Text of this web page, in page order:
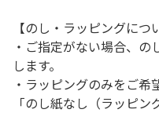
【のし・ラッピングにつ
・ご指定がない場合、
します。
・ラッピングのみをご
「のし紙なし（ラッピン